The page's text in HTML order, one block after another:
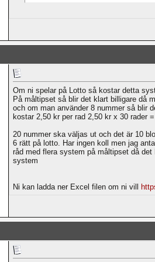
Om ni spelar på Lotto så kostar detta
På måltipset så blir det klart billigare då
och om man använder 8 nummer så blir
kostar 2,50 kr per rad 2,50 kr x 30 rader
20 nummer ska väljas ut och det är 10
6 rätt på lotto. Har ingen koll men jag
råd med flera system på måltipset då
system
Ni kan ladda ner Excel filen om ni vill